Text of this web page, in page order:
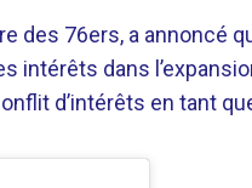
des 76ers, a annoncé
intérêts dans
d’intérêts en tant